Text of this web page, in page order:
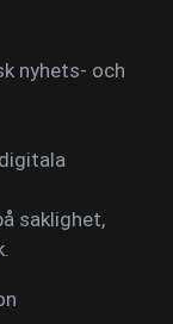
nyhets- och
saklighet,